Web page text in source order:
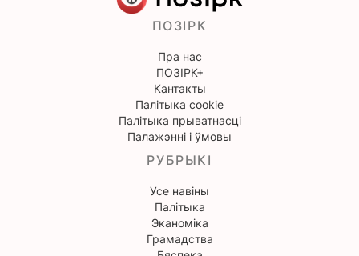
ПОЗІРК
Пра нас
ПОЗІРК+
Кантакты
Палітыка cookie
Палітыка прыватнасці
Палажэнні і ўмовы
РУБРЫКІ
Усе навіны
Палітыка
Эканоміка
Грамадства